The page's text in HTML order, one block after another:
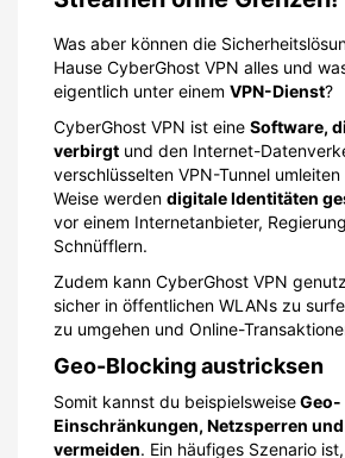
Was aber können die
Hause CyberGhost VPN alles und
eigentlich unter einem VPN-Dienst?
CyberGhost VPN ist eine Software,
verbirgt und den Internet-
verschlüsselten VPN-Tunnel
Weise werden digitale Identitäten
vor einem Internetanbieter,
Schnüfflern.
Zudem kann CyberGhost VPN
sicher in öffentlichen WLANs zu
zu umgehen und Online-
Geo-Blocking austricksen
Somit kannst du beispielsweiseGeo-
Einschränkungen, Netzsperren
vermeiden. Ein häufiges Szenario